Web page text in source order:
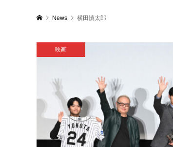
News 横田慎太郎
映画